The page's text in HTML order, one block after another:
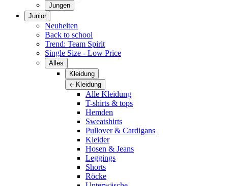
Jungen
Junior
Neuheiten
Back to school
Trend: Team Spirit
Single Size - Low Price
Alles
Kleidung
Kleidung
Alle Kleidung
T-shirts & tops
Hemden
Sweatshirts
Pullover & Cardigans
Kleider
Hosen & Jeans
Leggings
Shorts
Röcke